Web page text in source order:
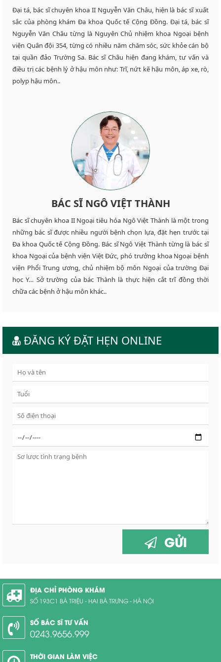
Đại tá, bác sĩ chuyên khoa II Nguyễn Văn Châu, hiện là bác sĩ xuất
sắc của phòng khám Đa khoa Quốc tế Cộng Đồng. Đại tá, bác sĩ
Nguyễn Văn Châu từng là Nguyên Chủ nhiệm khoa Ngoại bệnh
viện Quân đội 354, từng có nhiều năm chăm sóc, sức khỏe cán bộ
tại quần đảo Trường Sa. Bác sĩ Châu hiện đang khám, tư vấn và
điều trị các bệnh lý ở hậu môn như: Trĩ, nứt kẽ hậu môn, áp xe, rò,
polyp hậu môn..
BÁC SĨ NGÔ VIỆT THÀNH
Bác sĩ chuyên khoa II Ngoại tiêu hóa Ngô Việt Thành là một trong
những bác sĩ được nhiều người bệnh chọn lựa, đặt hẹn trước tại
Đa khoa Quốc tế Cộng Đồng. Bác sĩ Ngô Việt Thành từng là bác sĩ
khoa Ngoại của bệnh viện Việt Đức, phó trưởng khoa Ngoại bệnh
viện Phổi Trung ương, chủ nhiệm bộ môn Ngoại của trường Đại
học Y… Sở trường của bác Thành là thực hiện cắt trĩ đồng thời
chữa các bệnh ở hậu môn khác..
ĐĂNG KÝ ĐẶT HẸN ONLINE
GỬI
ĐỊA CHỈ PHÒNG KHÁM
SỐ 193C1 BÀ TRIỆU - HAI BÀ TRƯNG - HÀ NỘI
SỐ BÁC SĨ TƯ VẤN
0243.9656.999
THỜI GIAN LÀM VIỆC